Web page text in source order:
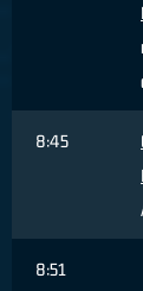
8:45
8:51